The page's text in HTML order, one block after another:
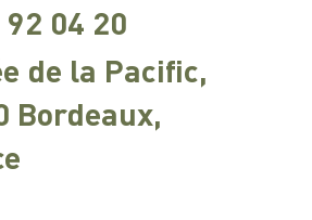
de la Pacific,
Bordeaux,
04 20